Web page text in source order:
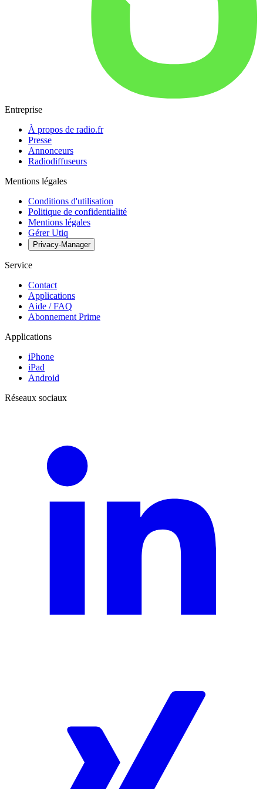
Entreprise
À propos de radio.fr
Presse
Annonceurs
Radiodiffuseurs
Mentions légales
Conditions d'utilisation
Politique de confidentialité
Mentions légales
Gérer Utiq
Privacy-Manager
Service
Contact
Applications
Aide / FAQ
Abonnement Prime
Applications
iPhone
iPad
Android
Réseaux sociaux